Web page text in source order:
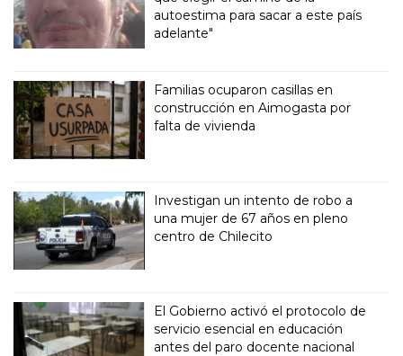
autoestima para sacar a este país
adelante"
Familias ocuparon casillas en
construcción en Aimogasta por
falta de vivienda
Investigan un intento de robo a
una mujer de 67 años en pleno
centro de Chilecito
El Gobierno activó el protocolo de
servicio esencial en educación
antes del paro docente nacional